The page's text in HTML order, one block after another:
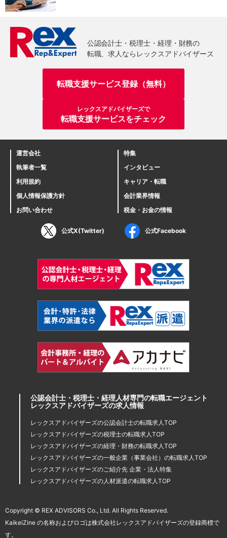
転職支援サービス登録（無料）
レックスアドバイザーズで
転職支援サービスをチェック
運営会社
執筆者一覧
利用規約
個人情報保護方針
お問い合わせ
特集
インタビュー
キャリア・転職
会計業界情報
税金・お金の情報
公式X(Twitter) 公式Facebook
公認会計士・税理士・経理人材専門の転職エージェント
レックスアドバイザーズの求人情報
レックスアドバイザーズの公認会計士の転職求人TOP
レックスアドバイザーズの税理士の転職求人TOP
レックスアドバイザーズの経理・財務の転職求人TOP
レックスアドバイザーズの一般企業（事業会社）の転職求人TOP
レックスアドバイザーズのご紹介先 企業・法人特集
レックスアドバイザーズの人材派遣の転職求人TOP
Copyright © REX ADVISORS Co., Ltd. All Rights Reserved.
KaikeiZine の名称およびロゴは株式会社レックスアドバイザーズの登録商標で
す。